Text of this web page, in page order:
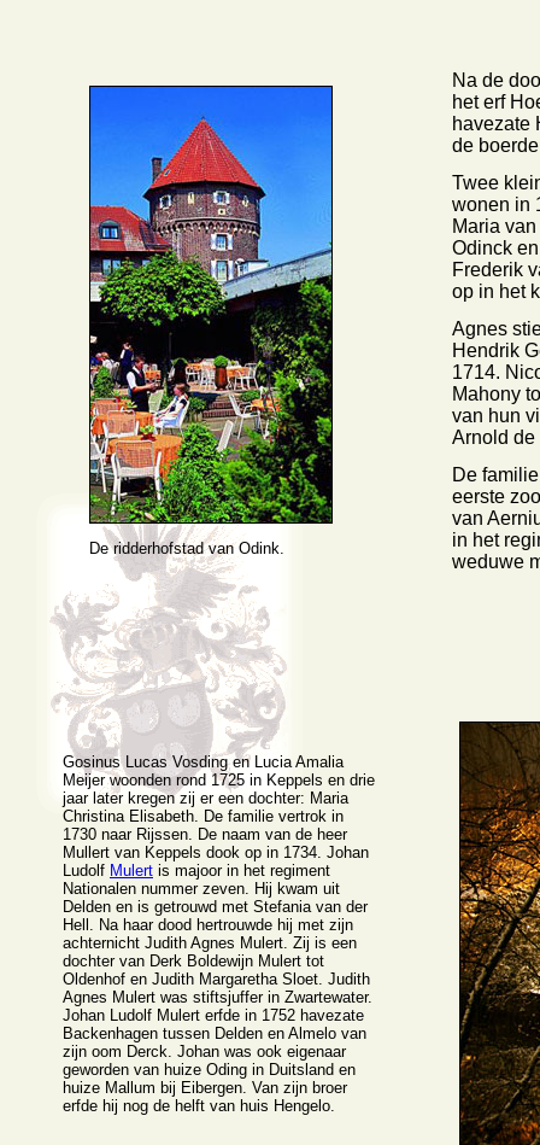
De ridderhofstad van Odink.
Na de
het erf
havezate
de
Twee
wonen in
Maria
Odinck
Frederik
op in het
Agnes
Hendrik
1714.
Mahony
van hun
Arnold de
De
eerste
van
in het
weduwe
Gosinus Lucas Vosding en Lucia Amalia
Meijer woonden rond 1725 in Keppels en drie
jaar later kregen zij er een dochter: Maria
Christina Elisabeth. De familie vertrok in
1730 naar Rijssen. De naam van de heer
Mullert van Keppels dook op in 1734. Johan
Ludolf Mulert is majoor in het regiment
Nationalen nummer zeven. Hij kwam uit
Delden en is getrouwd met Stefania van der
Hell. Na haar dood hertrouwde hij met zijn
achternicht Judith Agnes Mulert. Zij is een
dochter van Derk Boldewijn Mulert tot
Oldenhof en Judith Margaretha Sloet. Judith
Agnes Mulert was stiftsjuffer in Zwartewater.
Johan Ludolf Mulert erfde in 1752 havezate
Backenhagen tussen Delden en Almelo van
zijn oom Derck. Johan was ook eigenaar
geworden van huize Oding in Duitsland en
huize Mallum bij Eibergen. Van zijn broer
erfde hij nog de helft van huis Hengelo.